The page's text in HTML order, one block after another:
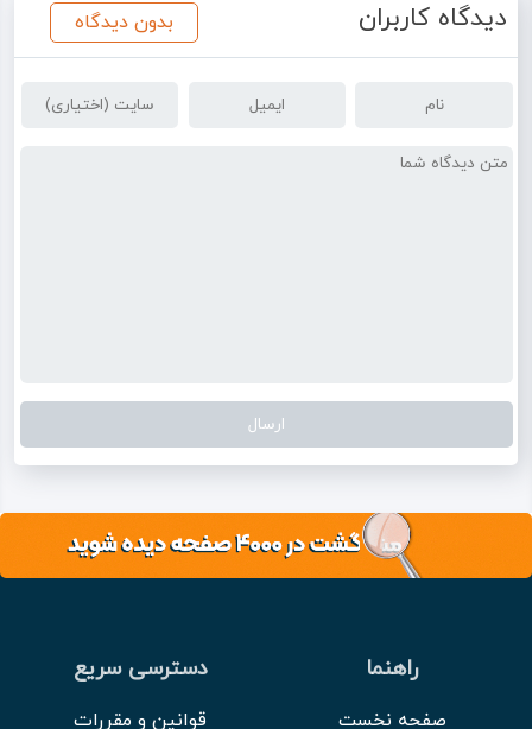
دیدگاه کاربران بدون دیدگاه
راهنما
صفحه نخست
دسترسی سریع
قوانین و مقررات